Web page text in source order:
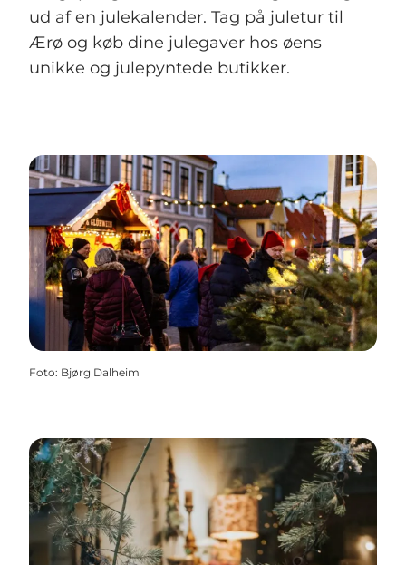
ud af en julekalender. Tag på juletur til
Ærø og køb dine julegaver hos øens
unikke og julepyntede butikker.
Foto: Bjørg Dalheim